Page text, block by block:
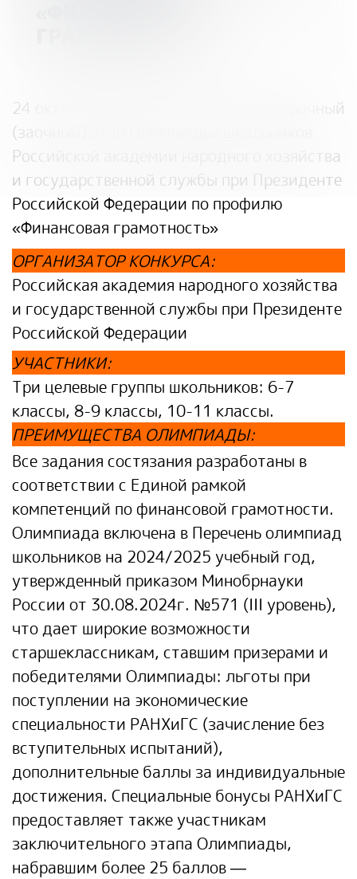
24 октября 2024 года стартует отборочный
(заочный) этап Олимпиады школьников
Российской академии народного хозяйства
и государственной службы при Президенте
Российской Федерации по профилю
«Финансовая грамотность»
ОРГАНИЗАТОР КОНКУРСА:
Российская академия народного хозяйства
и государственной службы при Президенте
Российской Федерации
УЧАСТНИКИ:
Три целевые группы школьников: 6-7
классы, 8-9 классы, 10-11 классы.
ПРЕИМУЩЕСТВА ОЛИМПИАДЫ:
Все задания состязания разработаны в
соответствии с Единой рамкой
компетенций по финансовой грамотности.
Олимпиада включена в Перечень олимпиад
школьников на 2024/2025 учебный год,
утвержденный приказом Минобрнауки
России от 30.08.2024г. №571 (III уровень),
что дает широкие возможности
старшеклассникам, ставшим призерами и
победителями Олимпиады: льготы при
поступлении на экономические
специальности РАНХиГС (зачисление без
вступительных испытаний),
дополнительные баллы за индивидуальные
достижения. Специальные бонусы РАНХиГС
предоставляет также участникам
заключительного этапа Олимпиады,
набравшим более 25 баллов —